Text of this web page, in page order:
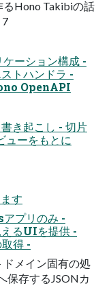
るHono Takibiの話
7
ーション構成 -
トハンドラ -
OpenAPI
き起こし - 切片
ューをもとに
す
プリのみ -
るUIを提供 -
得 -
ドメイン固有の処
保存するJSONカ